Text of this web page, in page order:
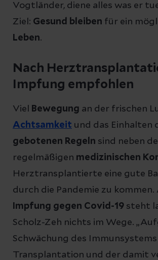
Vogtländer, diene alles was er
Ziel: Gesund bleiben für ein
Leben.
Nach
Impfung empfohlen
Viel Bewegung an der frischen
Achtsamkeit und das Einhalten
gebotenen Regeln sind neben
regelmäßigen medizinischen
Herztransplantierte eine gute
durch die Pandemie zu kommen.
Impfung gegen Covid-19 steht
Scholz-Zeh nichts im Wege.
Schwächung des
Transplantation und der damit